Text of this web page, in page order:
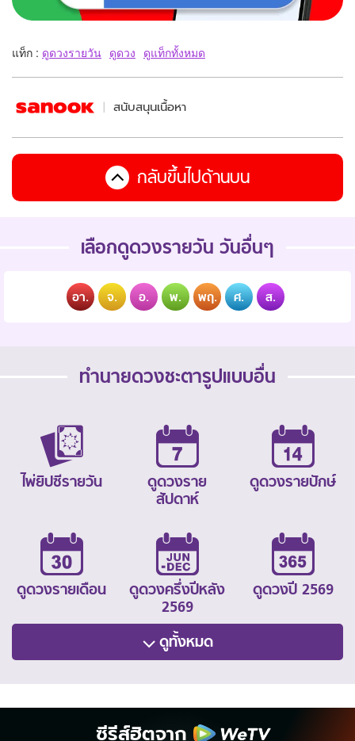
แท็ก : ดูดวงรายวัน ดูดวง ดูแท็กทั้งหมด
สนับสนุนเนื้อหา
กลับขึ้นไปด้านบน
เลือกดูดวงรายวัน วันอื่นๆ
อา. จ. อ. พ. พฤ. ศ. ส.
ทำนายดวงชะตารูปแบบอื่น
ไพ่ยิปซีรายวัน
ดูดวงราย
สัปดาห์
ดูดวงรายปักษ์
ดูดวงรายเดือน
ดูดวงครึ่งปีหลัง
2569
ดูดวงปี 2569
ดูทั้งหมด
ซีรีส์ฮิตจาก